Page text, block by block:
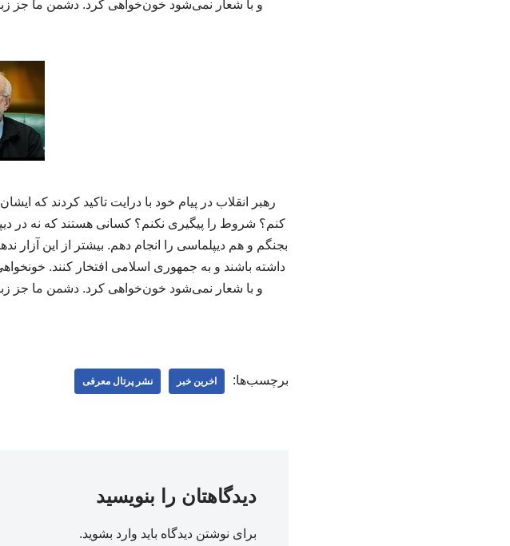
و با شعار نمی‌شود خون‌خواهی کرد. دشمن ما جز
رهبر انقلاب در پیام خود با درایت تاکید کردند که
کنم؟ شروط را پیگیری نکنم؟ کسانی هستند که نه در
بجنگم و هم دیپلماسی را انجام دهم. بیشتر از این
داشته باشند و به جمهوری اسلامی افتخار کنند.
و با شعار نمی‌شود خون‌خواهی کرد. دشمن ما جز
برچسب‌ها: اخرین خبر نشر پرتال معرفی
دیدگاهتان را بنویسید
برای نوشتن دیدگاه باید وارد بشوید.